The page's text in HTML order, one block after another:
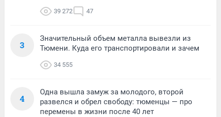
39 272 47
3
Значительный объем металла вывезли из
Тюмени. Куда его транспортировали и зачем
34 555
4
Одна вышла замуж за молодого, второй
развелся и обрел свободу: тюменцы — про
перемены в жизни после 40 лет